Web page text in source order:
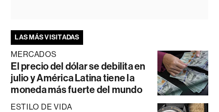
LAS MÁS VISITADAS
MERCADOS
El precio del dólar se debilita en
julio y América Latina tiene la
moneda más fuerte del mundo
ESTILO DE VIDA